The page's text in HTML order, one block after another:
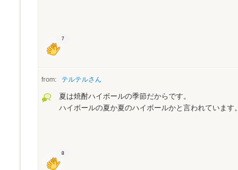
7
from: テルテルさん
夏は焼酎ハイボールの季節だからです。
ハイボールの夏か夏のハイボールかと言われています。
8